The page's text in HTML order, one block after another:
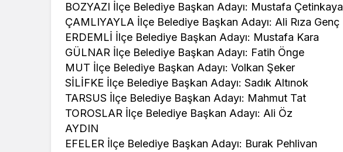
BOZYAZI İlçe Belediye Başkan Adayı: Mustafa Çetinkaya
ÇAMLIYAYLA İlçe Belediye Başkan Adayı: Ali Rıza Genç
ERDEMLİ İlçe Belediye Başkan Adayı: Mustafa Kara
GÜLNAR İlçe Belediye Başkan Adayı: Fatih Önge
MUT İlçe Belediye Başkan Adayı: Volkan Şeker
SİLİFKE İlçe Belediye Başkan Adayı: Sadık Altınok
TARSUS İlçe Belediye Başkan Adayı: Mahmut Tat
TOROSLAR İlçe Belediye Başkan Adayı: Ali Öz
AYDIN
EFELER İlçe Belediye Başkan Adayı: Burak Pehlivan